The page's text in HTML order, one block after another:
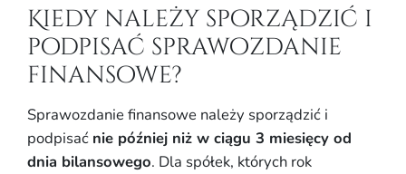
Kiedy należy sporządzić i
podpisać sprawozdanie
finansowe?
Sprawozdanie finansowe należy sporządzić i
podpisać nie później niż w ciągu 3 miesięcy od
dnia bilansowego. Dla spółek, których rok